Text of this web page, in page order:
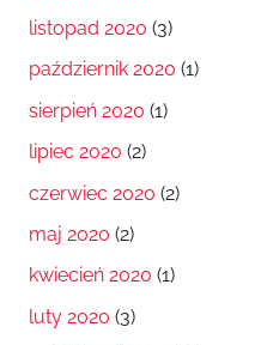
listopad 2020 (3)
październik 2020 (1)
sierpień 2020 (1)
lipiec 2020 (2)
czerwiec 2020 (2)
maj 2020 (2)
kwiecień 2020 (1)
luty 2020 (3)